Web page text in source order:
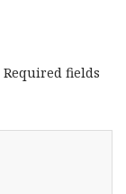
Required fields